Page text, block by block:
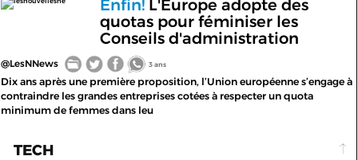
Enfin!L'Europe adopte des
quotas pour féminiser les
Conseils d'administration
@LesNNews 3 ans
Dix ans après une première proposition, l’Union européenne s’engage à
contraindre les grandes entreprises cotées à respecter un quota
minimum de femmes dans leu
TECH